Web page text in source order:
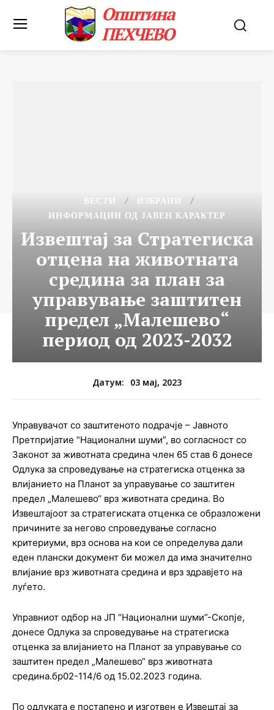
Општина
ПЕХЧЕВО
ВЕСТИ
ИЗБРАНИ
ИНФОРМАЦИИ ОД ЈАВЕН КАРАКТЕР
Извештај за Стратегиска
отцена на животната
средина за план за
управување заштитен
предел „Малешево“
период од 2023-2032
Датум: 03 мај, 2023
Управувачот со заштитеното подрачје – Јавното
Претпријатие “Национални шуми”, во согласност со
Законот за животната средина член 65 став 6 донесе
Одлука за спроведување на стратегиска отценка за
влијанието на Планот за управување со заштитен
предел „Малешево“ врз животната средина. Во
Извештајoот за стратегиската отценка се образложени
причините за негово спроведување согласно
критериуми, врз основа на кои се определува дали
еден плански документ би можел да има значително
влијание врз животната средина и врз здравјето на
луѓето.
Управниот одбор на ЈП “Национални шуми”-Скопје,
донесе Одлука за спроведување на стратегиска
отценка за влијанието на Планот за управување со
заштитен предел „Малешево“ врз животната
средина.бр02-114/6 од 15.02.2023 година.
По одлуката е постапено и изготвен е Извештај за